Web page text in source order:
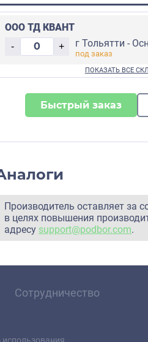
ООО ТД КВАНТ
- + г Тольятти -
Быстрый заказ
Производитель оставляет за
в целях повышения
адресу support@podbor.com.
Сотрудничество